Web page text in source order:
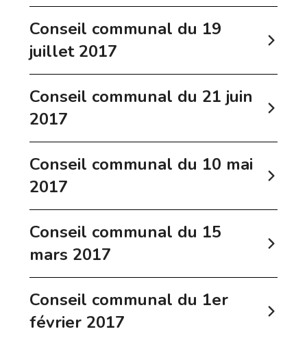
Conseil communal du 19
juillet 2017
Conseil communal du 21 juin
2017
Conseil communal du 10 mai
2017
Conseil communal du 15
mars 2017
Conseil communal du 1er
février 2017